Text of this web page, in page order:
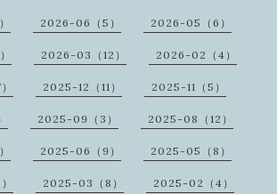
2026-06（5） 2026-05（6）
2026-03（12） 2026-02（4）
2025-12（11） 2025-11（5）
2025-09（3） 2025-08（12）
2025-06（9） 2025-05（8）
2025-03（8） 2025-02（4）